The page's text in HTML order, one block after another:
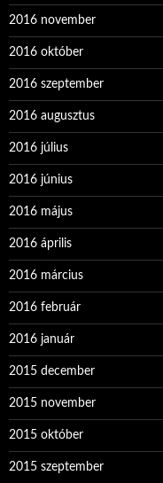
2016 november
2016 október
2016 szeptember
2016 augusztus
2016 július
2016 június
2016 május
2016 április
2016 március
2016 február
2016 január
2015 december
2015 november
2015 október
2015 szeptember